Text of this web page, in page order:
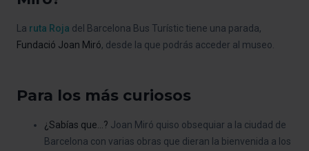
La ruta Roja del Barcelona Bus Turístic tiene una parada,
Fundació Joan Miró, desde la que podrás acceder al museo.
Para los más curiosos
¿Sabías que...? Joan Miró quiso obsequiar a la ciudad de
Barcelona con varias obras que dieran la bienvenida a los